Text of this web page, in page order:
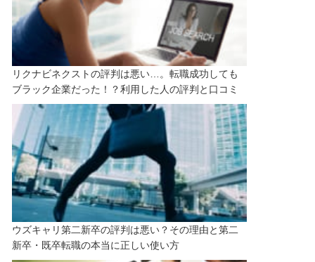
リクナビネクストの評判は悪い…。転職成功しても
ブラック企業だった！？利用した人の評判と口コミ
ウズキャリ第二新卒の評判は悪い？その理由と第二
新卒・既卒転職の本当に正しい使い方